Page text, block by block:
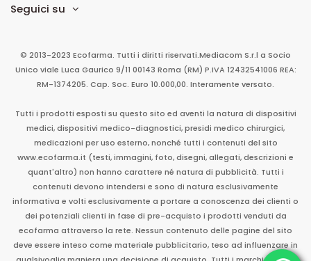
Seguici su
© 2013-2023 Ecofarma. Tutti i diritti riservati.Mediacom S.r.l a Socio
Unico viale Luca Gaurico 9/11 00143 Roma (RM) P.IVA 12432541006 REA:
RM-1374205. Cap. Soc. Euro 10.000,00. Interamente versato.
Tutti i prodotti esposti su questo sito ed aventi la natura di dispositivi
medici, dispositivi medico-diagnostici, presidi medico chirurgici,
medicazioni per uso esterno, nonché tutti i contenuti del sito
www.ecofarma.it (testi, immagini, foto, disegni, allegati, descrizioni e
quant'altro) non hanno carattere né natura di pubblicità. Tutti i
contenuti devono intendersi e sono di natura esclusivamente
informativa e volti esclusivamente a portare a conoscenza dei clienti o
dei potenziali clienti in fase di pre-acquisto i prodotti venduti da
ecofarma attraverso la rete. Nessun contenuto delle pagine del sito
deve essere inteso come materiale pubblicitario, teso ad influenzare in